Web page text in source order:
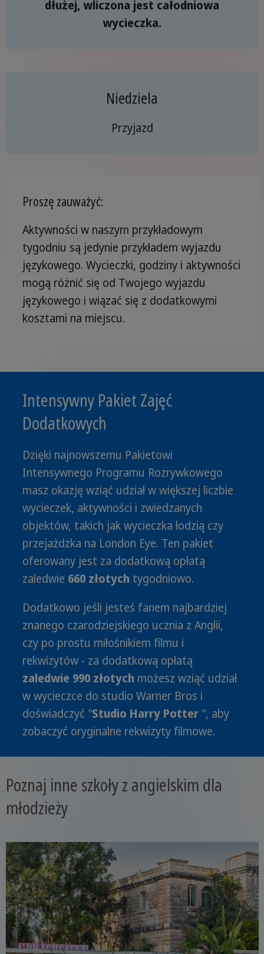
dłużej, wliczona jest całodniowa
wycieczka.
Niedziela
Przyjazd
Proszę zauważyć:
Aktywności w naszym przykładowym
tygodniu są jedynie przykładem wyjazdu
językowego. Wycieczki, godziny i aktywności
mogą różnić się od Twojego wyjazdu
językowego i wiązać się z dodatkowymi
kosztami na miejscu.
Intensywny Pakiet Zajęć
Dodatkowych
Dzięki najnowszemu Pakietowi
Intensywnego Programu Rozrywkowego
masz okazję wziąć udział w większej liczbie
wycieczek, aktywności i zwiedzanych
objektów, takich jak wycieczka łodzią czy
przejażdżka na London Eye. Ten pakiet
oferowany jest za dodatkową opłatą
zaledwie 660 złotych tygodniowo.
Dodatkowo jeśli jesteś fanem najbardziej
znanego czarodziejskiego ucznia z Anglii,
czy po prostu miłośnikiem filmu i
rekwizytów - za dodatkową opłatą
zaledwie 990 złotych możesz wziąć udział
w wycieczce do studio Warner Bros i
doświadczyć "Studio Harry Potter ", aby
zobaczyć oryginalne rekwizyty filmowe.
Poznaj inne szkoły z angielskim dla
młodzieży